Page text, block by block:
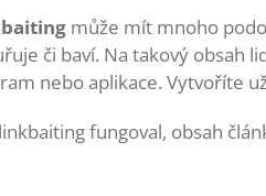
může mít mnoho
či baví. Na takový obsah
nebo aplikace. Vytvoříte
fungoval, obsah